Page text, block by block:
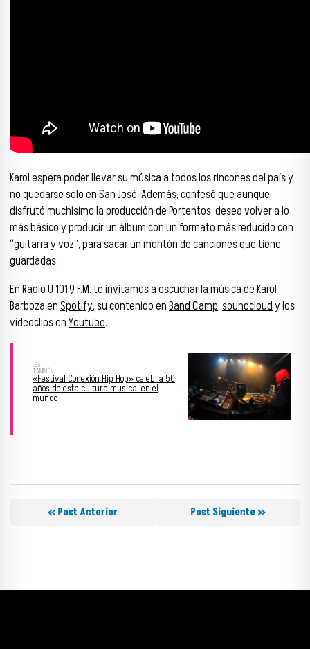
Karol espera poder llevar su música a todos los rincones del país y
no quedarse solo en San José. Además, confesó que aunque
disfrutó muchísimo la producción de Portentos, desea volver a lo
más básico y producir un álbum con un formato más reducido con
“guitarra yvoz”, para sacar un montón de canciones que tiene
guardadas.
En Radio U 101.9 F.M. te invitamos a escuchar la música de Karol
Barboza enSpotify, su contenido enBand Camp,soundcloudy los
videoclips enYoutube.
«Festival Conexión Hip Hop» celebra 50
años de esta cultura musical en el
mundo
« Post Anterior Post Siguiente »